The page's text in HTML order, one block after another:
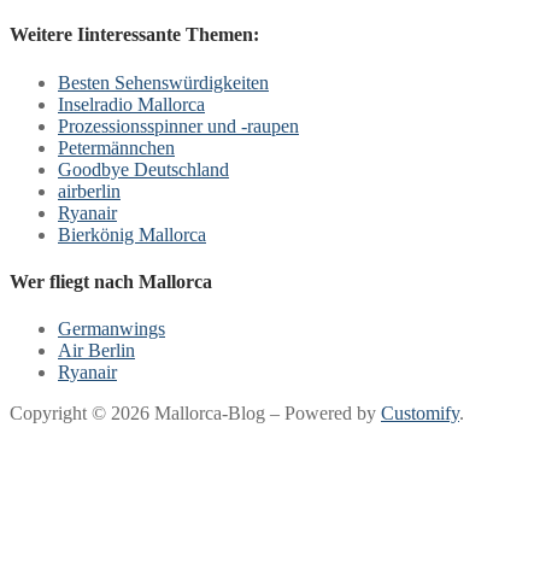
Weitere Iinteressante Themen:
Besten Sehenswürdigkeiten
Inselradio Mallorca
Prozessionsspinner und -raupen
Petermännchen
Goodbye Deutschland
airberlin
Ryanair
Bierkönig Mallorca
Wer fliegt nach Mallorca
Germanwings
Air Berlin
Ryanair
Copyright © 2026 Mallorca-Blog – Powered by Customify.